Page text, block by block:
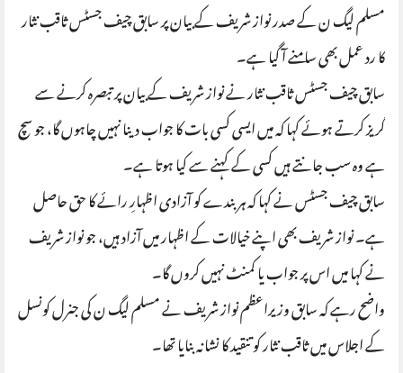
مسلم لیگ ن کے صدر نواز شریف کے بیان پر سابق چیف جسٹس ثاقب نثار
کا رد عمل بھی سامنے آ گیا ہے۔
سابق چیف جسٹس ثاقب نثار نے نواز شریف کے بیان پر تبصرہ کرنے سے
گریز کرتے ہوئے کہا کہ میں ایسی کسی بات کا جواب دینا نہیں چاہوں گا، جو سچ
ہے وہ سب جانتے ہیں کسی کے کہنے سے کیا ہوتا ہے۔
سابق چیف جسٹس نے کہا کہ ہر بندے کو آزادی اظہارِ رائے کا حق حاصل
ہے۔ نواز شریف بھی اپنے خیالات کے اظہار میں آزاد ہیں، جو نواز شریف
نے کہا میں اس پر جواب یا کمنٹ نہیں کروں گا۔
واضح رہے کہ سابق وزیراعظم نواز شریف نے مسلم لیگ ن کی جنرل کونسل
کے اجلاس میں ثاقب نثار کو تنقید کا نشانہ بنایا تھا۔